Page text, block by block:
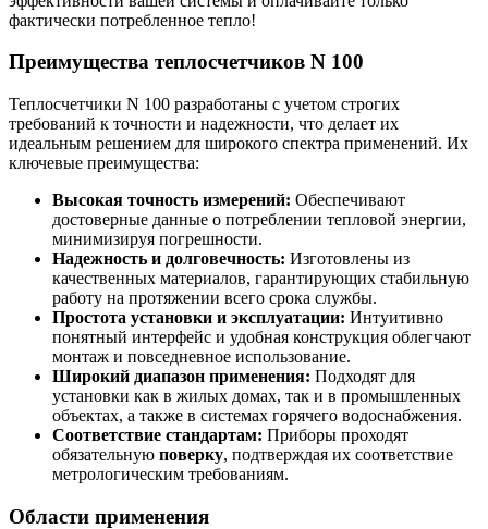
фактически потребленное тепло!
Преимущества теплосчетчиков N 100
Теплосчетчики N 100 разработаны с учетом строгих
требований к точности и надежности, что делает их
идеальным решением для широкого спектра применений. Их
ключевые преимущества:
Высокая точность измерений: Обеспечивают
достоверные данные о потреблении тепловой энергии,
минимизируя погрешности.
Надежность и долговечность: Изготовлены из
качественных материалов, гарантирующих стабильную
работу на протяжении всего срока службы.
Простота установки и эксплуатации: Интуитивно
понятный интерфейс и удобная конструкция облегчают
монтаж и повседневное использование.
Широкий диапазон применения: Подходят для
установки как в жилых домах, так и в промышленных
объектах, а также в системах горячего водоснабжения.
Соответствие стандартам: Приборы проходят
обязательную поверку, подтверждая их соответствие
метрологическим требованиям.
Области применения